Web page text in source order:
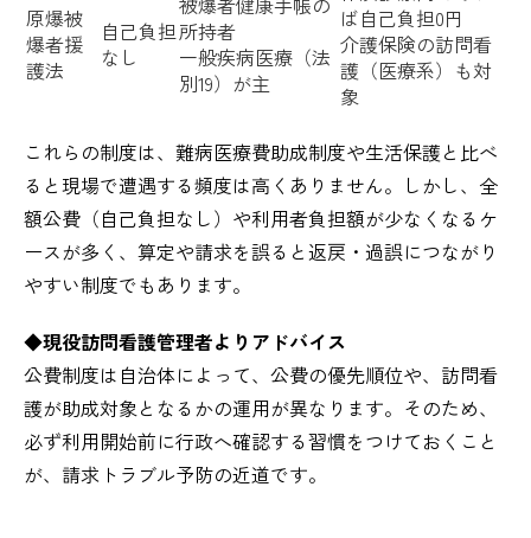
原爆被
爆者援
護法
自己負担
なし
所持者
一般疾病医療（法
別19）が主
ば自己負担0円
介護保険の訪問看
護（医療系）も対
象
これらの制度は、難病医療費助成制度や生活保護と比べ
ると現場で遭遇する頻度は高くありません。しかし、全
額公費（自己負担なし）や利用者負担額が少なくなるケ
ースが多く、算定や請求を誤ると返戻・過誤につながり
やすい制度でもあります。
◆現役訪問看護管理者よりアドバイス
公費制度は自治体によって、公費の優先順位や、訪問看
護が助成対象となるかの運用が異なります。そのため、
必ず利用開始前に行政へ確認する習慣をつけておくこと
が、請求トラブル予防の近道です。